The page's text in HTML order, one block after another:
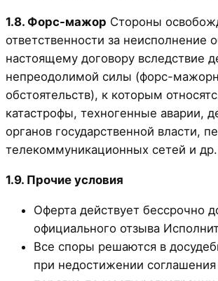
1.8. Форс-мажор Стороны
ответственности за неисполнение
настоящему договору вследствие
непреодолимой силы (форс-
обстоятельств), к которым
катастрофы, техногенные аварии,
органов государственной власти,
телекоммуникационных сетей и др.
1.9. Прочие условия
Оферта действует бессрочно
официального отзыва
Все споры решаются в
при недостижении